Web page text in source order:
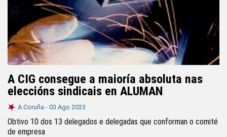
A CIG consegue a maioría absoluta nas
eleccións sindicais en ALUMAN
A Coruña - 03 Ago 2023
Obtivo 10 dos 13 delegados e delegadas que conforman o comité
de empresa